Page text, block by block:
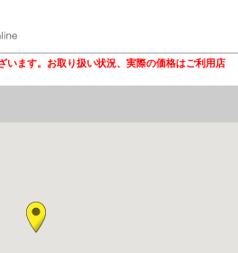
ます。お取り扱い状況、実際の価格はご利用店